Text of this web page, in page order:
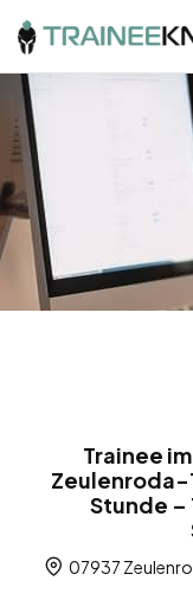
Trainee
Zeulenroda-
Stunde
07937